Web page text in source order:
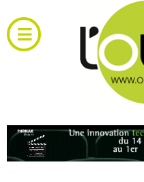
au
contenu
Toggle
Navigation
RH et emploi